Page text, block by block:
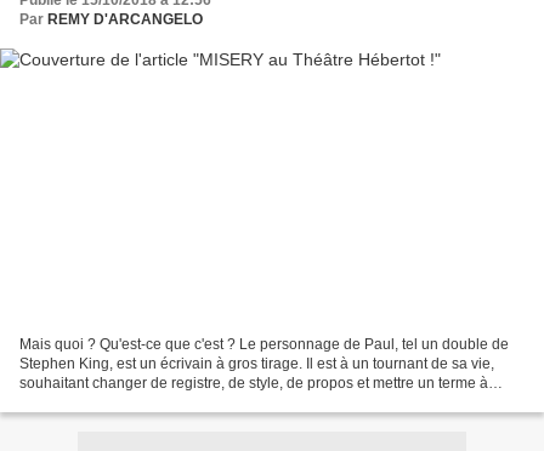
Par REMY D'ARCANGELO
Mais quoi ? Qu'est-ce que c'est ? Le personnage de Paul, tel un double de
Stephen King, est un écrivain à gros tirage. Il est à un tournant de sa vie,
souhaitant changer de registre, de style, de propos et mettre un terme à